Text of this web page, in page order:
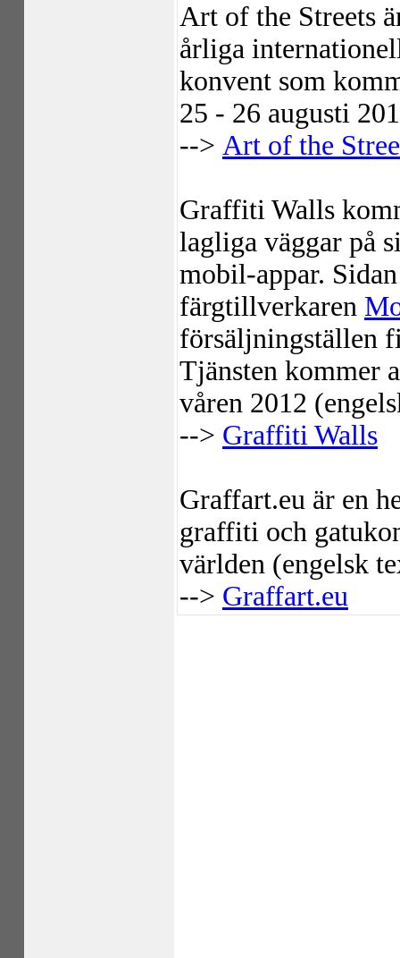
Art of the Streets
årliga
konvent som
25 - 26 augusti
--> Art of the
Graffiti Walls
lagliga väggar på
mobil-appar.
färgtillverkaren
försäljningställen
Tjänsten kommer
våren 2012
--> Graffiti Walls
Graffart.eu är en
graffiti och
världen (engelsk
--> Graffart.eu